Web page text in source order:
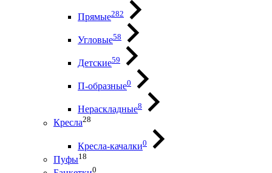
Прямые282
Угловые58
Детские59
П-образные0
Нераскладные8
Кресла28
Кресла-качалки0
Пуфы18
0